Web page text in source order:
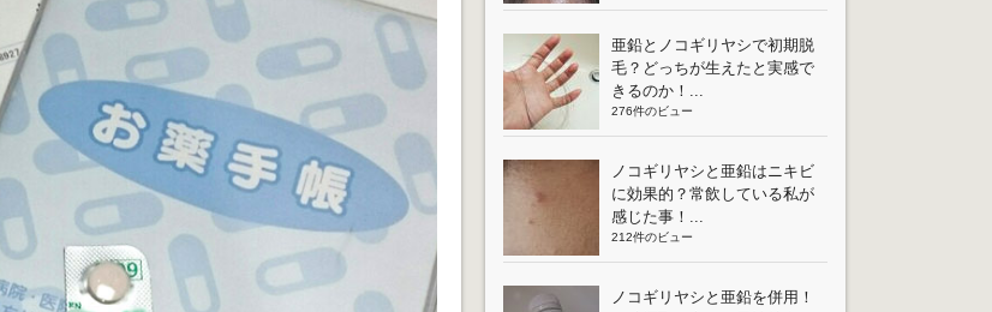
亜鉛とノコギリヤシで初期脱
毛？どっちが生えたと実感で
きるのか！...
276件のビュー
ノコギリヤシと亜鉛はニキビ
に効果的？常飲している私が
感じた事！...
212件のビュー
ノコギリヤシと亜鉛を併用！